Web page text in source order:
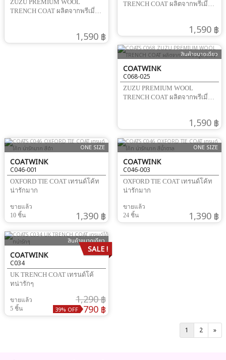
ZUZU PREMIUM WOOL
TRENCH COAT ผลิตจากพรีเมี่
1,590 ฿
TRENCH COAT ผลิตจากพรีเมี่
1,590 ฿
สินค้าขนาดเดียว
COATWINK
C068-025
ZUZU PREMIUM WOOL
TRENCH COAT ผลิตจากพรีเมี่
1,590 ฿
ONE SIZE
COATWINK
C046-001
OXFORD TIE COAT เทรนด์โค้ท
น่ารักมาก
ขายแล้ว
10 ชิ้น
1,390 ฿
ONE SIZE
COATWINK
C046-003
OXFORD TIE COAT เทรนด์โค้ท
น่ารักมาก
ขายแล้ว
24 ชิ้น
1,390 ฿
สินค้าขนาดเดียว
COATWINK
C034
UK TRENCH COAT เทรนด์โค้
ทน่ารักๆ
ขายแล้ว
5 ชิ้น
1,290 ฿
790 ฿
39% OFF
SALE !
1 2 »